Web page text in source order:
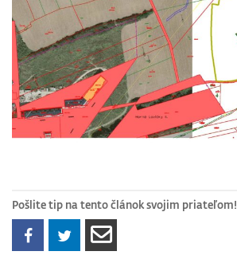
Pošlite tip na tento článok svojim priateľom!